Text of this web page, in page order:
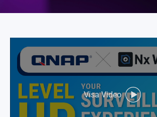
Visa Video